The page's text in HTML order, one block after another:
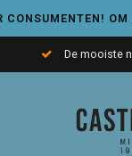
CONSUMENTEN!
De mooiste